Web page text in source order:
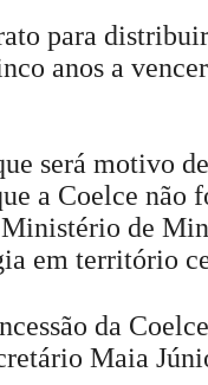
para
anos a
será motivo
a Coelce não
de
em território
da
Maia